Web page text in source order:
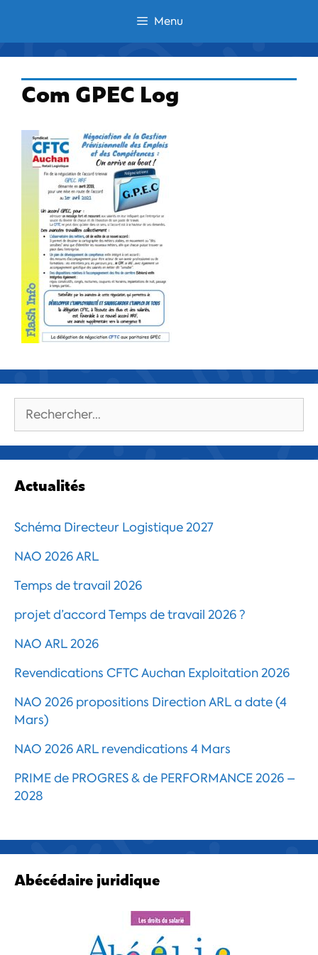
contenu
Menu
Com GPEC Log
Rechercher :
Actualités
Schéma Directeur Logistique 2027
NAO 2026 ARL
Temps de travail 2026
projet d’accord Temps de travail 2026 ?
NAO ARL 2026
Revendications CFTC Auchan Exploitation 2026
NAO 2026 propositions Direction ARL a date (4
Mars)
NAO 2026 ARL revendications 4 Mars
PRIME de PROGRES & de PERFORMANCE 2026 –
2028
Abécédaire juridique